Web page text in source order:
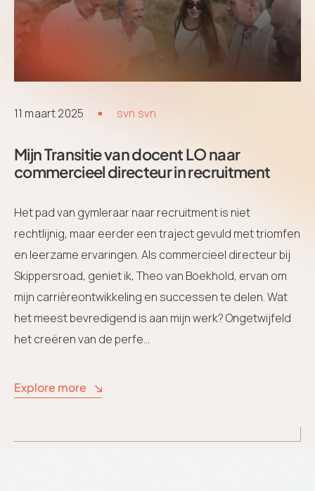
11 maart 2025 svn svn
Mijn Transitie van docent LO naar
commercieel directeur in recruitment
Het pad van gymleraar naar recruitment is niet
rechtlijnig, maar eerder een traject gevuld met triomfen
en leerzame ervaringen. Als commercieel directeur bij
Skippersroad, geniet ik, Theo van Boekhold, ervan om
mijn carrièreontwikkeling en successen te delen. Wat
het meest bevredigend is aan mijn werk? Ongetwijfeld
het creëren van de perfe...
Explore more